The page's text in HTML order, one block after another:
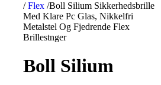
/ Flex /Boll Silium Sikkerhedsbrille
Med Klare Pc Glas, Nikkelfri
Metalstel Og Fjedrende Flex
Brillestnger
Boll Silium